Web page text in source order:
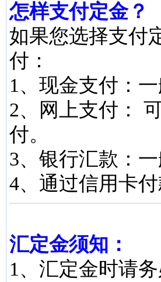
怎样支付定金？
如果您选择支付
付：
1、现金支付：
2、网上支付：
付。
3、银行汇款：
4、通过信用卡
汇定金须知：
1、汇定金时请